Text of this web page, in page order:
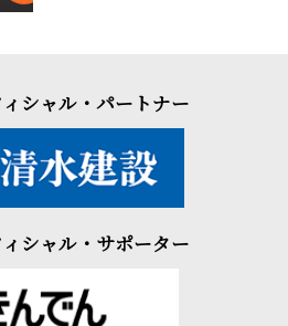
シャル・パートナー
シャル・サポーター